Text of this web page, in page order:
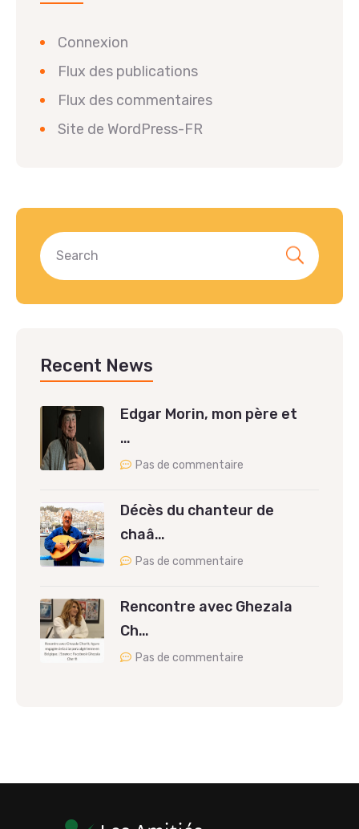
Connexion
Flux des publications
Flux des commentaires
Site de WordPress-FR
Recent News
Edgar Morin, mon père et
…
Pas de commentaire
Décès du chanteur de
chaâ…
Pas de commentaire
Rencontre avec Ghezala
Ch…
Pas de commentaire